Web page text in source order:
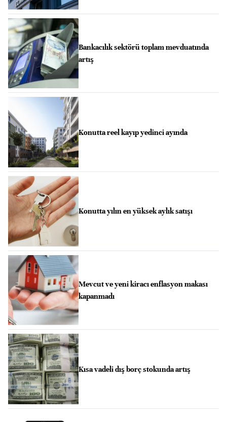
Bankacılık sektörü toplam mevduatında
artış
Konutta reel kayıp yedinci ayında
Konutta yılın en yüksek aylık satışı
Mevcut ve yeni kiracı enflasyon makası
kapanmadı
Kısa vadeli dış borç stokunda artış